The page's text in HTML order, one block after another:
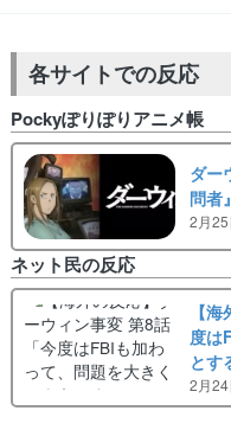
各サイトでの反応
Pockyぽりぽりアニメ帳
ダ
問者』
2月25
ネット民の反応
【
度は
とす
2月24